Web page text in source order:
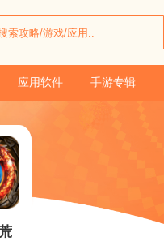
应用软件 手游专辑